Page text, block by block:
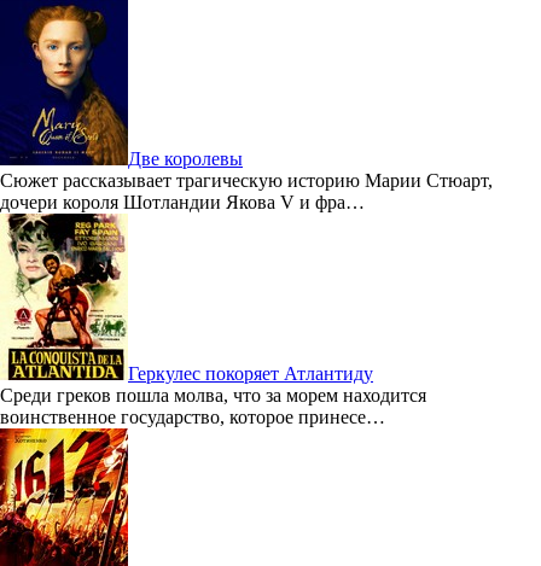
Две королевы
Сюжет рассказывает трагическую историю Марии Стюарт,
дочери короля Шотландии Якова V и фра…
Геркулес покоряет Атлантиду
Среди греков пошла молва, что за морем находится
воинственное государство, которое принесе…